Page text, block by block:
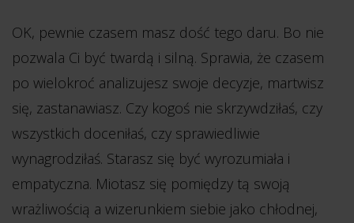
OK, pewnie czasem masz dość tego daru. Bo nie
pozwala Ci być twardą i silną. Sprawia, że czasem
po wielokroć analizujesz swoje decyzje, martwisz
się, zastanawiasz. Czy kogoś nie skrzywdziłaś, czy
wszystkich doceniłaś, czy sprawiedliwie
wynagrodziłaś. Starasz się być wyrozumiała i
empatyczna. Miotasz się pomiędzy tą swoją
wrażliwością a wizerunkiem siebie jako chłodnej,